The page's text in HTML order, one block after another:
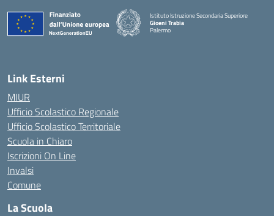
Istituto Istruzione Secondaria Superiore
Gioeni Trabia
Palermo
Link Esterni
MIUR
Ufficio Scolastico Regionale
Ufficio Scolastico Territoriale
Scuola in Chiaro
Iscrizioni On Line
Invalsi
Comune
La Scuola